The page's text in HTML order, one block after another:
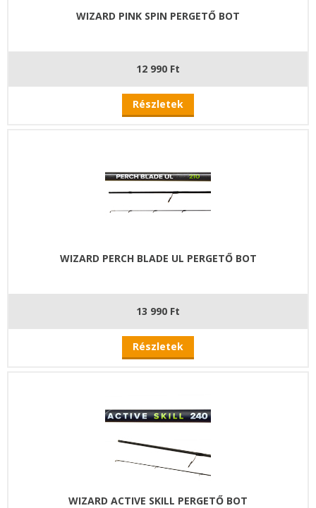
WIZARD PINK SPIN PERGETŐ BOT
12 990 Ft
Részletek
WIZARD PERCH BLADE UL PERGETŐ BOT
13 990 Ft
Részletek
WIZARD ACTIVE SKILL PERGETŐ BOT